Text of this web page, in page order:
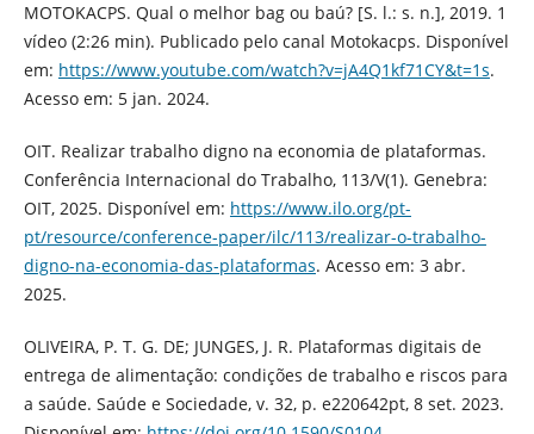
MOTOKACPS. Qual o melhor bag ou baú? [S. l.: s. n.], 2019. 1
vídeo (2:26 min). Publicado pelo canal Motokacps. Disponível
em: https://www.youtube.com/watch?v=jA4Q1kf71CY&t=1s.
Acesso em: 5 jan. 2024.
OIT. Realizar trabalho digno na economia de plataformas.
Conferência Internacional do Trabalho, 113/V(1). Genebra:
OIT, 2025. Disponível em: https://www.ilo.org/pt-
pt/resource/conference-paper/ilc/113/realizar-o-trabalho-
digno-na-economia-das-plataformas. Acesso em: 3 abr.
2025.
OLIVEIRA, P. T. G. DE; JUNGES, J. R. Plataformas digitais de
entrega de alimentação: condições de trabalho e riscos para
a saúde. Saúde e Sociedade, v. 32, p. e220642pt, 8 set. 2023.